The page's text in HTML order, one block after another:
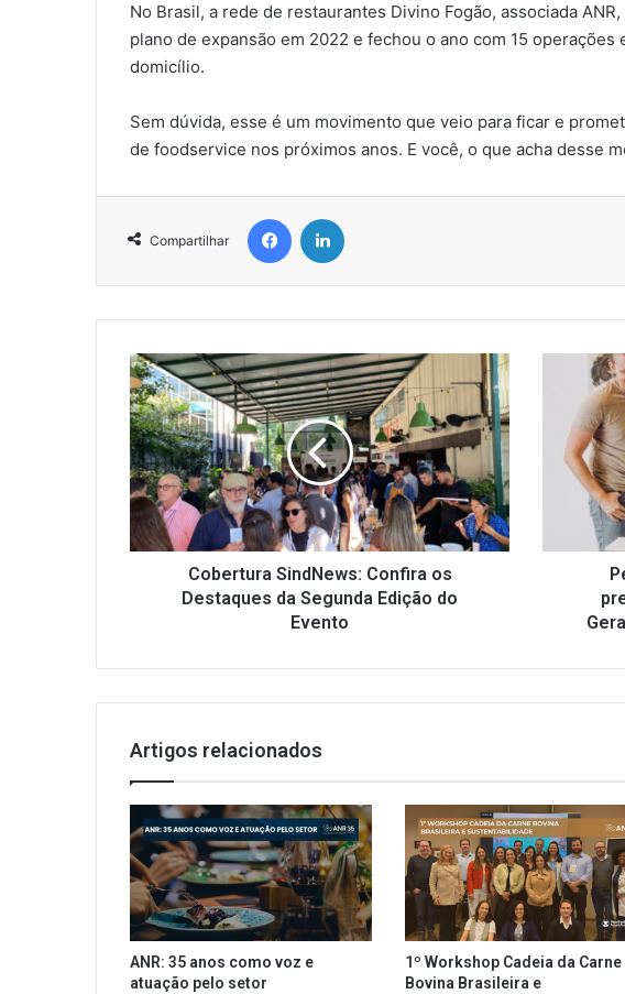
No Brasil, a rede de restaurantes Divino Fogão, associada
plano de expansão em 2022 e fechou o ano com 15 operações
domicílio.
Sem dúvida, esse é um movimento que veio para ficar e
de foodservice nos próximos anos. E você, o que acha desse
Compartilhar
Facebook
Cobertura
SindNews:
Confira
os
Destaques
da
Segunda
Edição
do
Cobertura SindNews: Confira os
Destaques da Segunda Edição do
Evento
Pesquisa
principais
Millennials
Geração
ambiente
Artigos relacionados
ANR: 35 anos como voz e
atuação pelo setor
1º Workshop Cadeia da Carne
Bovina Brasileira e